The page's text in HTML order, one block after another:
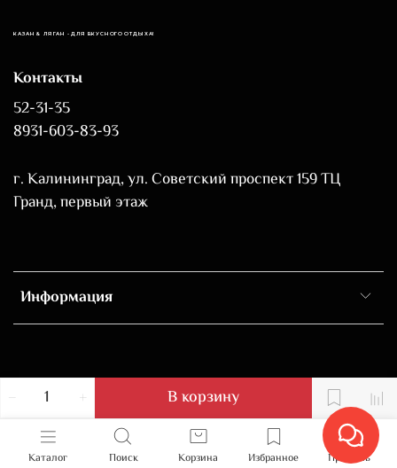
В корзину
КАЗАН & ЛЯГАН - ДЛЯ ВКУСНОГО ОТДЫХА!
Информация
Контакты
52-31-35
8931-603-83-93
г. Калининград, ул. Советский проспект 159 ТЦ
Гранд, первый этаж
Каталог Поиск Корзина Избранное Профиль